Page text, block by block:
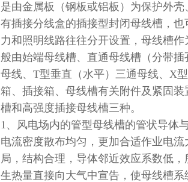
是由金属板（钢板或铝板）为保护外
有插接分线盒的插接型封闭母线槽，
力和照明线路往往分开设置，母线槽
般由始端母线槽、直通母线槽（分带插
母线、 T型垂直（水平）三通母线、 X
箱、插接箱、母线槽有关附件及紧固
槽和高强度插接母线槽三种。
1、风电场内的管型母线槽的管状导体
电流密度散布均匀，更加合适作业电流
局，结构合理，导体邻近效应系数低，
生热量直接向大气中宣告，使母线槽系